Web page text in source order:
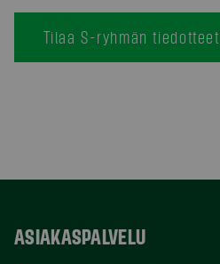
Tilaa S-ryhmän tiedotteet
ASIAKASPALVELU